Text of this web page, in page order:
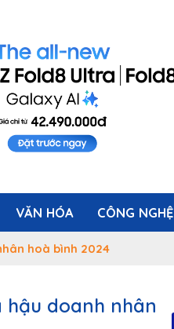
VĂN HÓA CÔNG NGHỆ
hoà bình 2024
hậu doanh nhân